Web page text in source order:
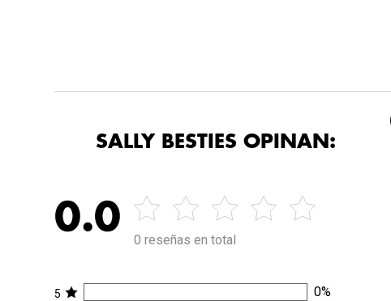
SALLY BESTIES OPINAN:
0.0
0 reseñas en total
5 0%